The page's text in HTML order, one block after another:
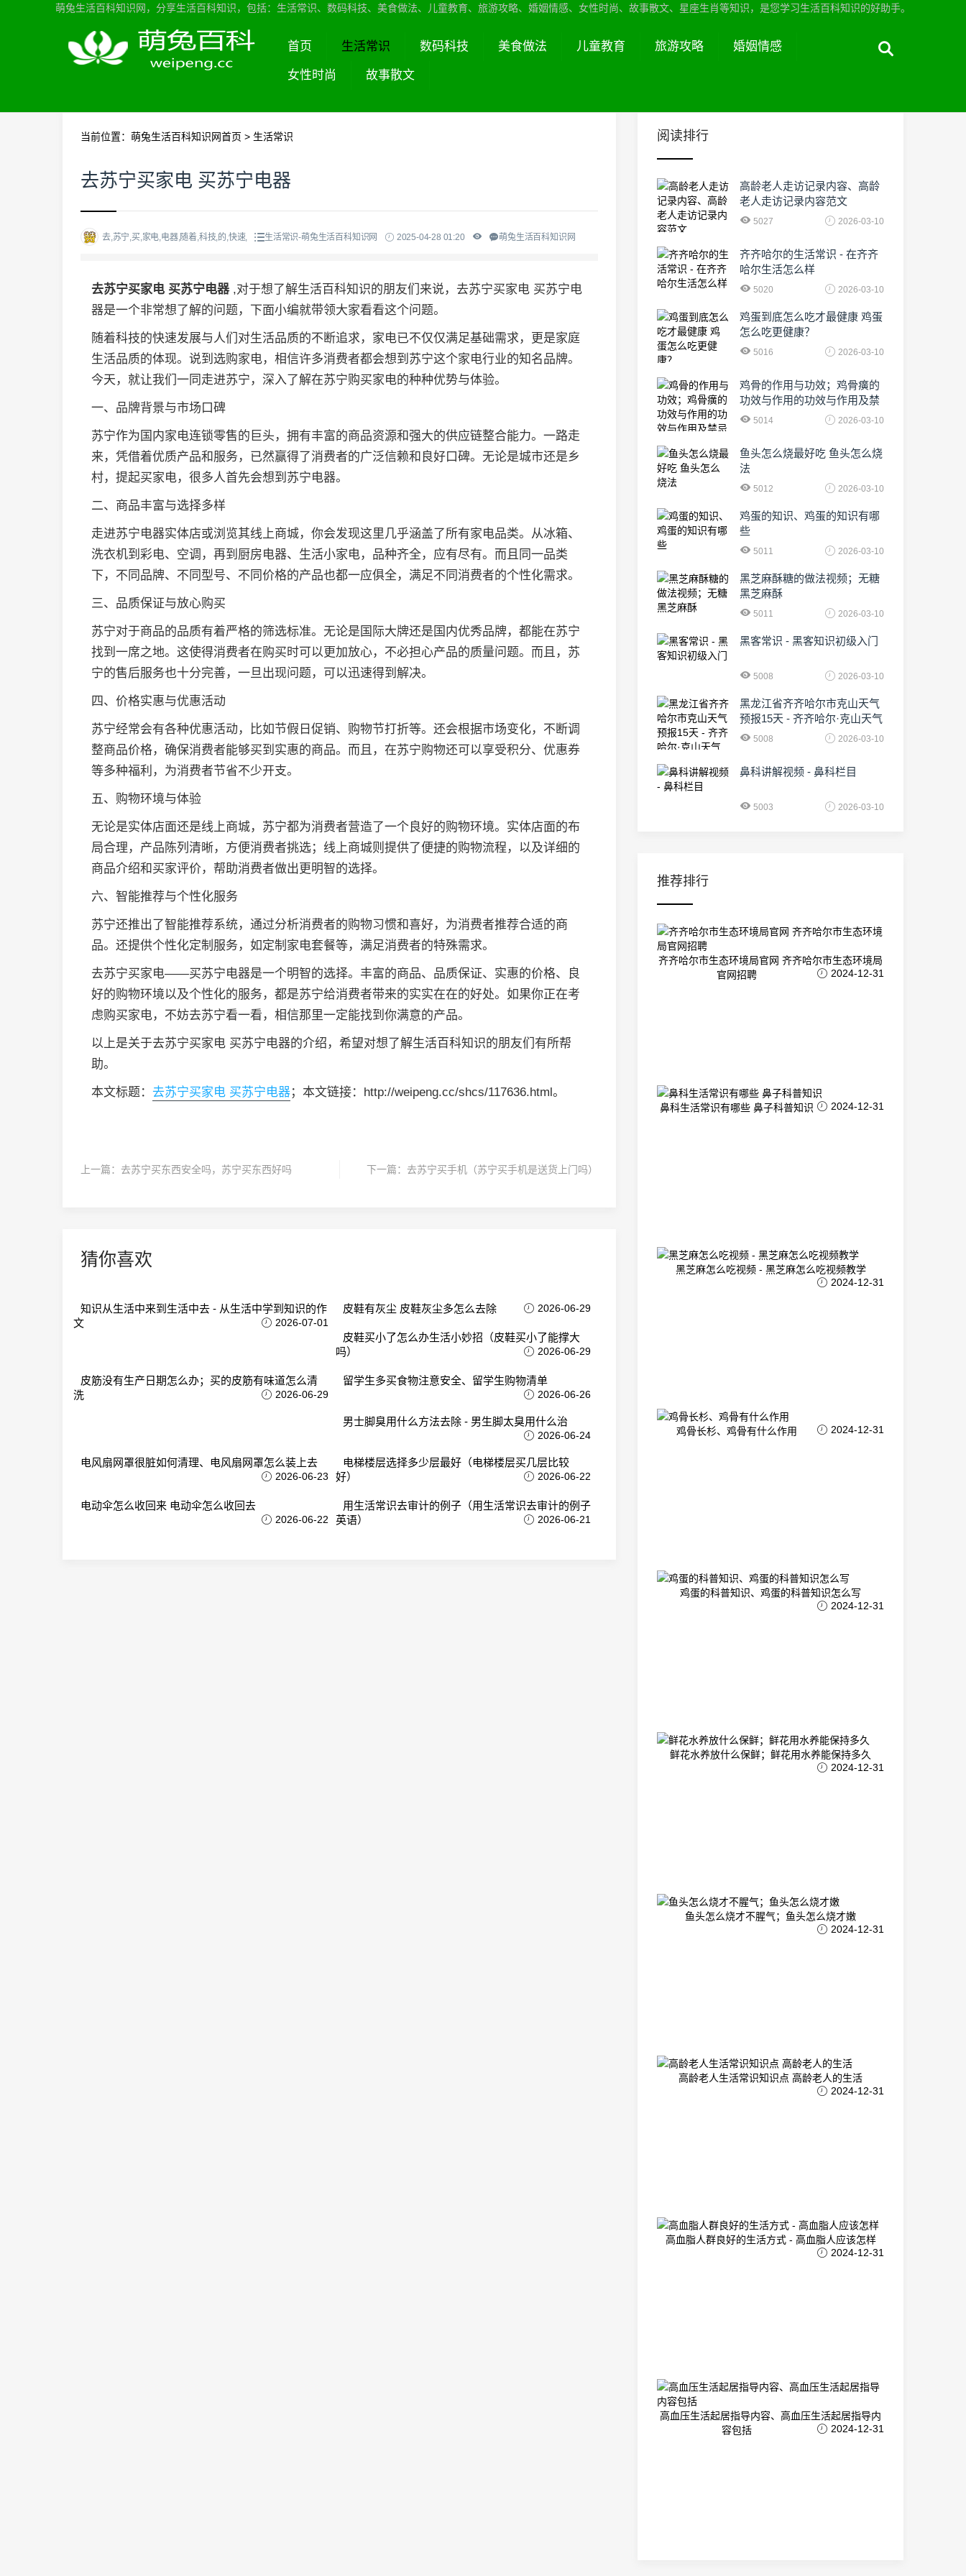
萌兔生活百科知识网，分享生活百科知识，包括：生活常识、数码科技、美食做法、儿童教育、旅游攻略、婚姻情感、女性时尚、故事散文、星座生肖等知识，是您学习生活百科知识的好助手。
首页 生活常识 数码科技 美食做法 儿童教育 旅游攻略 婚姻情感
女性时尚 故事散文
当前位置： 萌兔生活百科知识网首页 > 生活常识
去苏宁买家电 买苏宁电器
去,苏宁,买,家电,电器,随着,科技,的,快速, 生活常识-萌兔生活百科知识网 2025-04-28 01:20 萌兔生活百科知识网
去苏宁买家电 买苏宁电器 ,对于想了解生活百科知识的朋友们来说，去苏宁买家电 买苏宁电
器是一个非常想了解的问题，下面小编就带领大家看看这个问题。
随着科技的快速发展与人们对生活品质的不断追求，家电已不仅仅满足基础需求，更是家庭
生活品质的体现。说到选购家电，相信许多消费者都会想到苏宁这个家电行业的知名品牌。
今天，就让我们一同走进苏宁，深入了解在苏宁购买家电的种种优势与体验。
一、品牌背景与市场口碑
苏宁作为国内家电连锁零售的巨头，拥有丰富的商品资源和强大的供应链整合能力。一路走
来，凭借着优质产品和服务，已然赢得了消费者的广泛信赖和良好口碑。无论是城市还是乡
村，提起买家电，很多人首先会想到苏宁电器。
二、商品丰富与选择多样
走进苏宁电器实体店或浏览其线上商城，你会发现这里几乎涵盖了所有家电品类。从冰箱、
洗衣机到彩电、空调，再到厨房电器、生活小家电，品种齐全，应有尽有。而且同一品类
下，不同品牌、不同型号、不同价格的产品也都一应俱全，满足不同消费者的个性化需求。
三、品质保证与放心购买
苏宁对于商品的品质有着严格的筛选标准。无论是国际大牌还是国内优秀品牌，都能在苏宁
找到一席之地。这使得消费者在购买时可以更加放心，不必担心产品的质量问题。而且，苏
宁的售后服务也十分完善，一旦出现问题，可以迅速得到解决。
四、价格实惠与优惠活动
苏宁经常会有各种优惠活动，比如节假日促销、购物节打折等。还会根据市场变化，不断调
整商品价格，确保消费者能够买到实惠的商品。而且，在苏宁购物还可以享受积分、优惠券
等多种福利，为消费者节省不少开支。
五、购物环境与体验
无论是实体店面还是线上商城，苏宁都为消费者营造了一个良好的购物环境。实体店面的布
局合理，产品陈列清晰，方便消费者挑选；线上商城则提供了便捷的购物流程，以及详细的
商品介绍和买家评价，帮助消费者做出更明智的选择。
六、智能推荐与个性化服务
苏宁还推出了智能推荐系统，通过分析消费者的购物习惯和喜好，为消费者推荐合适的商
品。还提供个性化定制服务，如定制家电套餐等，满足消费者的特殊需求。
去苏宁买家电——买苏宁电器是一个明智的选择。丰富的商品、品质保证、实惠的价格、良
好的购物环境以及个性化的服务，都是苏宁给消费者带来的实实在在的好处。如果你正在考
虑购买家电，不妨去苏宁看一看，相信那里一定能找到你满意的产品。
以上是关于去苏宁买家电 买苏宁电器的介绍，希望对想了解生活百科知识的朋友们有所帮
助。
本文标题： 去苏宁买家电 买苏宁电器；本文链接：http://weipeng.cc/shcs/117636.html。
上一篇： 去苏宁买东西安全吗，苏宁买东西好吗 下一篇： 去苏宁买手机（苏宁买手机是送货上门吗）
猜你喜欢
知识从生活中来到生活中去 - 从生活中学到知识的作
文
2026-07-01
皮鞋有灰尘 皮鞋灰尘多怎么去除 2026-06-29
皮鞋买小了怎么办生活小妙招（皮鞋买小了能撑大
吗）
2026-06-29
皮筋没有生产日期怎么办；买的皮筋有味道怎么清
洗
2026-06-29
留学生多买食物注意安全、留学生购物清单
2026-06-26
男士脚臭用什么方法去除 - 男生脚太臭用什么治
2026-06-24
电风扇网罩很脏如何清理、电风扇网罩怎么装上去
2026-06-23
电梯楼层选择多少层最好（电梯楼层买几层比较
好）
2026-06-22
电动伞怎么收回来 电动伞怎么收回去
2026-06-22
用生活常识去审计的例子（用生活常识去审计的例子
英语）
2026-06-21
阅读排行
高龄老人走访记录内容、高龄
老人走访记录内容范文
5027 2026-03-10
齐齐哈尔的生活常识 - 在齐齐
哈尔生活怎么样
5020 2026-03-10
鸡蛋到底怎么吃才最健康 鸡蛋
怎么吃更健康？
5016 2026-03-10
鸡骨的作用与功效；鸡骨癀的
功效与作用的功效与作用及禁
忌症5014 2026-03-10
鱼头怎么烧最好吃 鱼头怎么烧
法
5012 2026-03-10
鸡蛋的知识、鸡蛋的知识有哪
些
5011 2026-03-10
黑芝麻酥糖的做法视频；无糖
黑芝麻酥
5011 2026-03-10
黑客常识 - 黑客知识初级入门
5008 2026-03-10
黑龙江省齐齐哈尔市克山天气
预报15天 - 齐齐哈尔·克山天气
5008 2026-03-10
鼻科讲解视频 - 鼻科栏目
5003 2026-03-10
推荐排行
齐齐哈尔市生态环境局官网 齐齐哈尔市生态环境局
官网招聘
2024-12-31
鼻科生活常识有哪些 鼻子科普知识 2024-12-31
黑芝麻怎么吃视频 - 黑芝麻怎么吃视频教学
2024-12-31
鸡骨长杉、鸡骨有什么作用 2024-12-31
鸡蛋的科普知识、鸡蛋的科普知识怎么写
2024-12-31
鲜花水养放什么保鲜；鲜花用水养能保持多久
2024-12-31
鱼头怎么烧才不腥气；鱼头怎么烧才嫩
2024-12-31
高龄老人生活常识知识点 高龄老人的生活
2024-12-31
高血脂人群良好的生活方式 - 高血脂人应该怎样
2024-12-31
高血压生活起居指导内容、高血压生活起居指导内
容包括
2024-12-31